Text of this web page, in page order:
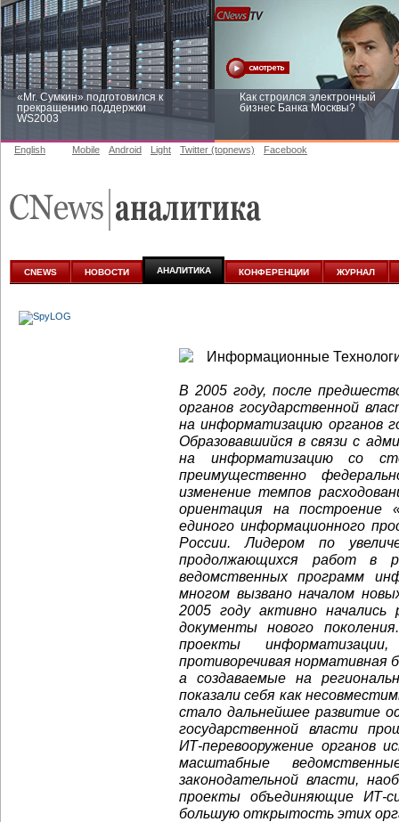
«Mr. Сумкин» подготовился к
прекращению поддержки
WS2003
Как строился электронный
бизнес Банка Москвы?
аналитике
English Mobile Android Light Twitter (topnews) Facebook
CNEWS НОВОСТИ АНАЛИТИКА КОНФЕРЕНЦИИ ЖУРНАЛ
В 2005 году, после
органов государственной
на информатизацию органов
Образовавшийся в связи с
на информатизацию со
преимущественно
изменение темпов
ориентация на построение
единого информационного
России. Лидером по
продолжающихся работ в
ведомственных программ
многом вызвано началом
2005 году активно
документы нового
проекты
противоречивая нормативная
а создаваемые на
показали себя как
стало дальнейшее развитие
государственной власти
ИТ-перевооружение органов
масштабные
законодательной власти,
проекты объединяющие ИТ-
большую открытость этих